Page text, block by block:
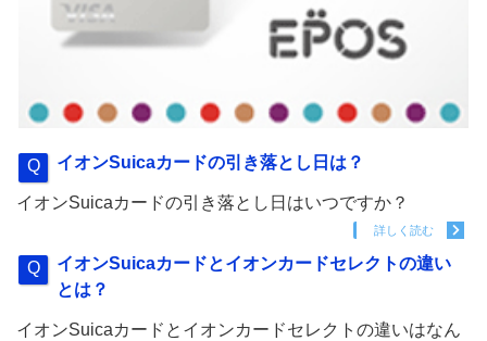
イオンSuicaカードの引き落とし日は？
イオンSuicaカードの引き落とし日はいつですか？
詳しく読む
イオンSuicaカードとイオンカードセレクトの違い
とは？
イオンSuicaカードとイオンカードセレクトの違いはなん